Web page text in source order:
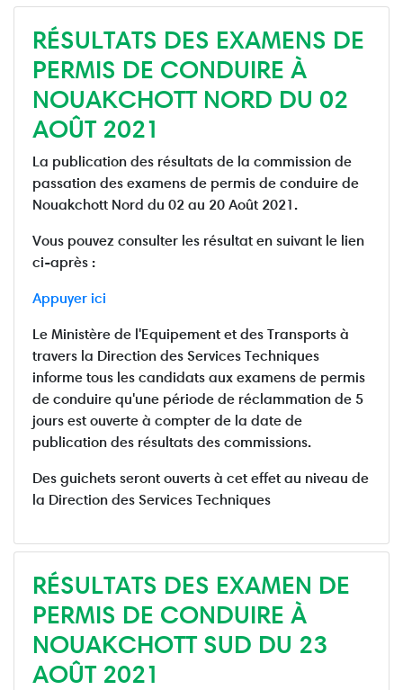
RÉSULTATS DES EXAMENS DE
PERMIS DE CONDUIRE À
NOUAKCHOTT NORD DU 02
AOÛT 2021
La publication des résultats de la commission de
passation des examens de permis de conduire de
Nouakchott Nord du 02 au 20 Août 2021.
Vous pouvez consulter les résultat en suivant le lien
ci-après :
Appuyer ici
Le Ministère de l'Equipement et des Transports à
travers la Direction des Services Techniques
informe tous les candidats aux examens de permis
de conduire qu'une période de réclammation de 5
jours est ouverte à compter de la date de
publication des résultats des commissions.
Des guichets seront ouverts à cet effet au niveau de
la Direction des Services Techniques
RÉSULTATS DES EXAMEN DE
PERMIS DE CONDUIRE À
NOUAKCHOTT SUD DU 23
AOÛT 2021